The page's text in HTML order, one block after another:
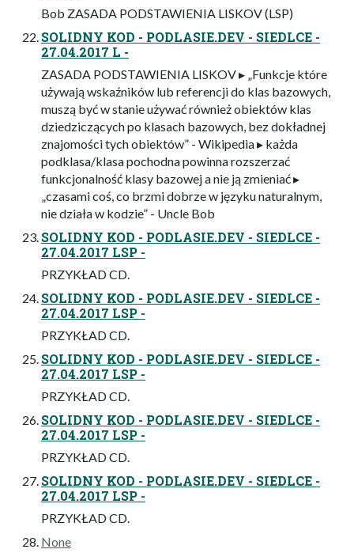
Bob ZASADA PODSTAWIENIA LISKOV (LSP)
SOLIDNY KOD - PODLASIE.DEV - SIEDLCE -
27.04.2017 L -
ZASADA PODSTAWIENIA LISKOV ▸ „Funkcje które
używają wskaźników lub referencji do klas bazowych,
muszą być w stanie używać również obiektów klas
dziedziczących po klasach bazowych, bez dokładnej
znajomości tych obiektów” - Wikipedia ▸ każda
podklasa/klasa pochodna powinna rozszerzać
funkcjonalność klasy bazowej a nie ją zmieniać ▸
„czasami coś, co brzmi dobrze w języku naturalnym,
nie działa w kodzie” - Uncle Bob
SOLIDNY KOD - PODLASIE.DEV - SIEDLCE -
27.04.2017 LSP -
PRZYKŁAD CD.
SOLIDNY KOD - PODLASIE.DEV - SIEDLCE -
27.04.2017 LSP -
PRZYKŁAD CD.
SOLIDNY KOD - PODLASIE.DEV - SIEDLCE -
27.04.2017 LSP -
PRZYKŁAD CD.
SOLIDNY KOD - PODLASIE.DEV - SIEDLCE -
27.04.2017 LSP -
PRZYKŁAD CD.
SOLIDNY KOD - PODLASIE.DEV - SIEDLCE -
27.04.2017 LSP -
PRZYKŁAD CD.
None